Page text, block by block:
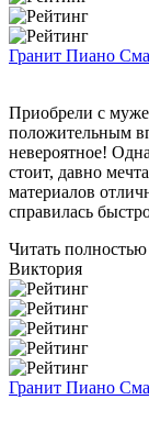
Гранит Пиано
Приобрели с
положительным
невероятное!
стоит, давно
материалов
справилась
Читать полностью
Виктория
Гранит Пиано